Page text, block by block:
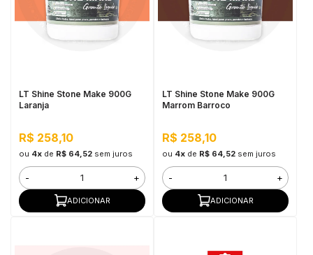
LT Shine Stone Make 900G
Laranja
R$ 258,10
ou 4xde R$ 64,52 sem juros
- +
ADICIONAR
LT Shine Stone Make 900G
Marrom Barroco
R$ 258,10
ou 4xde R$ 64,52 sem juros
- +
ADICIONAR